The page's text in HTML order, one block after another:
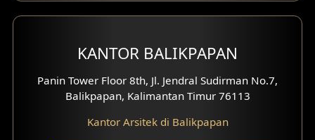
Desain Wallpanel
KANTOR BALIKPAPAN
Panin Tower Floor 8th, Jl. Jendral Sudirman No.7,
Balikpapan, Kalimantan Timur 76113
Kantor Arsitek di Balikpapan